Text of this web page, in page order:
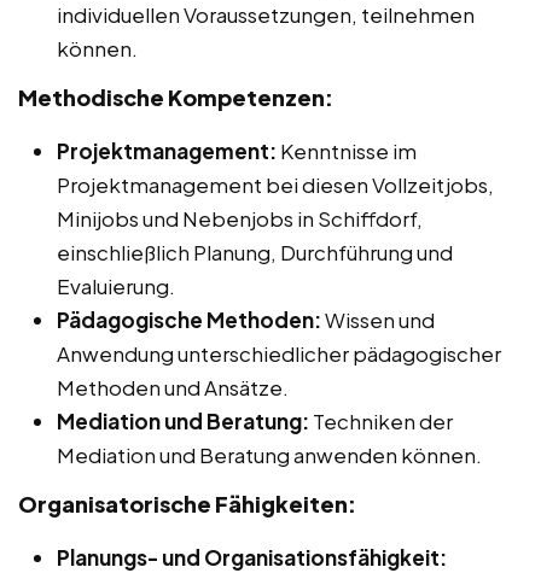
individuellen Voraussetzungen, teilnehmen
können.
Methodische Kompetenzen:
Projektmanagement: Kenntnisse im
Projektmanagement bei diesen Vollzeitjobs,
Minijobs und Nebenjobs in Schiffdorf,
einschließlich Planung, Durchführung und
Evaluierung.
Pädagogische Methoden:Wissen und
Anwendung unterschiedlicher pädagogischer
Methoden und Ansätze.
Mediation und Beratung: Techniken der
Mediation und Beratung anwenden können.
Organisatorische Fähigkeiten:
Planungs- und Organisationsfähigkeit: